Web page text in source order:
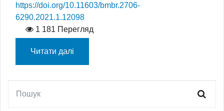
https://doi.org/10.11603/bmbr.2706-
6290.2021.1.12098
1 181 Перегляд
Читати далі